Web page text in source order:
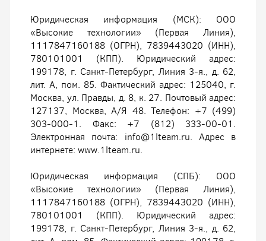
Юридическая информация (МСК): ООО
«Высокие технологии» (Первая Линия),
1117847160188 (ОГРН), 7839443020 (ИНН),
780101001 (КПП). Юридический адрес:
199178, г. Санкт-Петербург, Линия 3-я., д. 62,
лит. А, пом. 85. Фактический адрес: 125040, г.
Москва, ул. Правды, д. 8, к. 27. Почтовый адрес:
127137, Москва, А/Я 48. Телефон: +7 (499)
303-000-1. Факс: +7 (812) 333-00-01.
Электронная почта: info@1lteam.ru. Адрес в
интернете: www.1lteam.ru.
Юридическая информация (СПБ): ООО
«Высокие технологии» (Первая Линия),
1117847160188 (ОГРН), 7839443020 (ИНН),
780101001 (КПП). Юридический адрес:
199178, г. Санкт-Петербург, Линия 3-я., д. 62,